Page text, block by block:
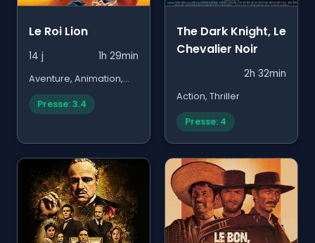
Le Roi Lion
14 j 1h 29min
Aventure, Animation,
Famille
Presse: 3.4
The Dark Knight, Le
Chevalier Noir
2h 32min
Action, Thriller
Presse: 4